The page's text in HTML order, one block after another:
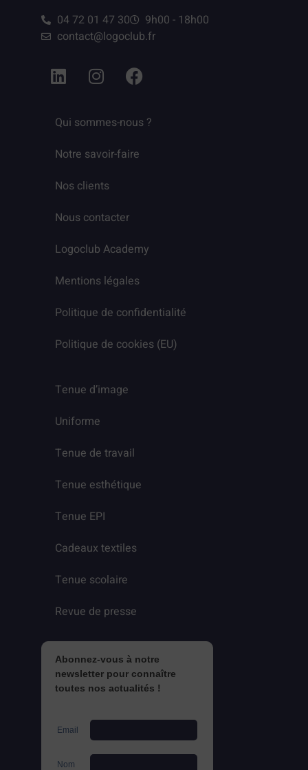
04 72 01 47 30
9h00 - 18h00
contact@logoclub.fr
Qui sommes-nous ?
Notre savoir-faire
Nos clients
Nous contacter
Logoclub Academy
Mentions légales
Politique de confidentialité
Politique de cookies (EU)
Tenue d’image
Uniforme
Tenue de travail
Tenue esthétique
Tenue EPI
Cadeaux textiles
Tenue scolaire
Revue de presse
Abonnez-vous à notre
newsletter pour connaître
toutes nos actualités !
Email
Nom